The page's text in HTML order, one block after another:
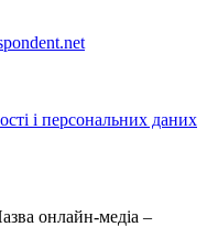
і персональних даних
онлайн-медіа –